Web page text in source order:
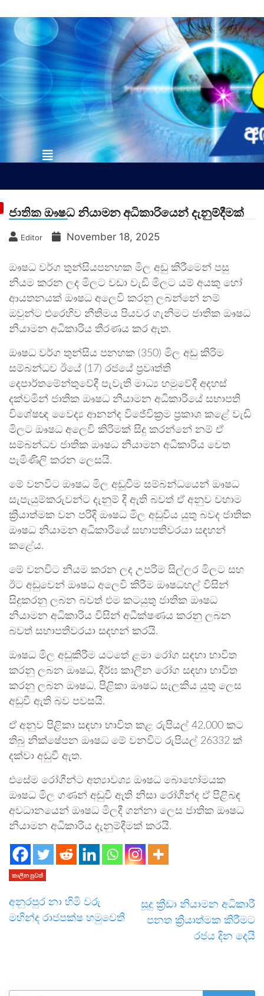
to
content
vinivida.lk
ජාතික ඖෂධ නියාමන අධිකාරියෙන් දැනුම්දීමක්
Editor November 18, 2025
ඖෂධ වර්ග තුන්සියපනහක මිල අඩු කිරීමෙන් පසු
නියම කරන ලද‍ මිලට වඩා වැඩි මිලට යම් අයකු හෝ
ආයතනයක් ඖෂධ අලෙවි කරනු ලබන්නේ නම්
ඔවුන්ට එරෙහිව නීතිමය පියවර ගැනිමට ජාතික ඖෂධ
නියාමන අධිකාරිය තීරණය කර ඇත.
ඖෂධ වර්ග තුන්සිය පනහක (350) මිල අඩු කිරිම
සම්බන්ධව ඊයේ (17) රජයේ ප්‍රවෘත්ති
දෙපාර්තමේන්තුවේදී පැවැති මාධ්‍ය හමුවේදී අදහස්
දක්වමින් ජාතික ඖෂධ නියාමන අධිකාරියේ සභාපති
විශේෂඥ වෛද්‍ය ආනන්ද විජේවික්‍රම ප්‍රකාශ කළේ වැඩි
මිලට ඖෂධ අලෙවි කිරිමක් සිදු කරන්නේ නම් ඒ
සම්බන්ධව ජාතික ඖෂධ නියාමන අධිකාරිය වෙත
පැමිණිලි කරන ලෙසයි.
මේ වනවිට ඖෂධ මිල අඩුවීම සම්බන්ධයෙන් ඖෂධ
සැපැයුම්කරුවන්ට දැනුම් දී ඇති බවත් ඒ අනුව වහාම
ක්‍රියාත්මක වන පරිදි ඖෂධ මිල අඩුවිය යුතු බවද ජාතික
ඖෂධ නියාමන අධිකාරියේ සභාපතිවරයා සඳහන්
කළේය.
මේ වනවිට නියම කරන ලද උපරිම සිල්ලර මිලට සහ
ඊට අඩුවෙන් ඖෂධ අලෙවි කිරීම ඖෂධහල් විසින්
සිදුකරනු ලබන බවත් එම කටයුතු ජාතික ඖෂධ
නියාමන අධිකාරිය විසින් අධීක්ෂණය කරනු ලබන
බවත් සභාපතිවරයා සදහන් කරයි.
ඖෂධ මිල අඩුකිරීම යටතේ ළමා රෝග සඳහා භාවිත
කරනු ලබන ඖෂධ, දීර්ඝ කාලීන රෝග සඳහා භාවිත
කරනු ලබන ඖෂධ, පිළිකා ඖෂධ සැලකිය යුතු ලෙස
අඩුවී ඇති බව පවසයි.
ඒ අනුව පිළිකා සඳහා භාවිත කළ රුපියල් 42,000 කට
තිබු නික්ෂේපන ඖෂධ මේ වනවිට රුපියල් 26332 ක්
දක්වා අඩුවී ඇත.
එසේම රෝගීන්ට අත්‍යාවශ්‍ය ඖෂධ බොහෝමයක
ඖෂධ මිල ගණන් අඩුවී ඇති නිසා රෝගීන්ද ඒ පිළිබඳ
අවධානයෙන් ඖෂධ මිලදී ගන්නා ලෙස ජාතික ඖෂධ
නියාමන අධිකාරිය දැනුම්දීමක් කරයි.
කාලීන පුවත්
අනුරපුර නා හිමි වරු
මහින්ද රාජපක්ෂ හමුවෙති
සූදු ක්‍රීඩා නියාමන අධිකාරී
පනත ක්‍රියාත්මක කිරීමට
රජය දින දෙයි